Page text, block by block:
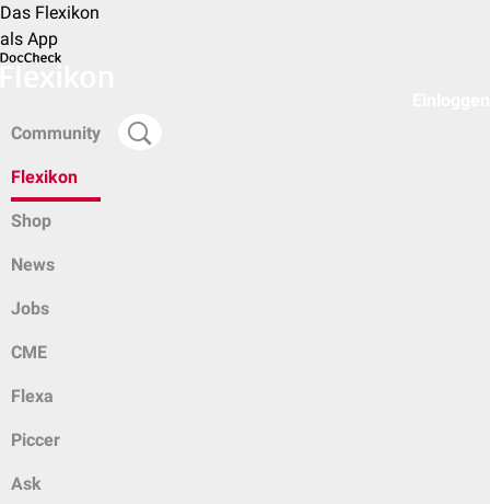
Das Flexikon
als App
Community
Flexikon
Shop
News
Jobs
CME
Flexa
Piccer
Ask